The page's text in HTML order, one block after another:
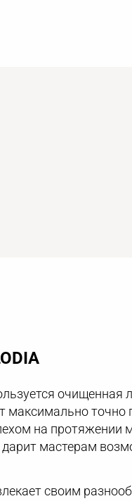
очищенная
максимально
на протяжении
мастерам
своим